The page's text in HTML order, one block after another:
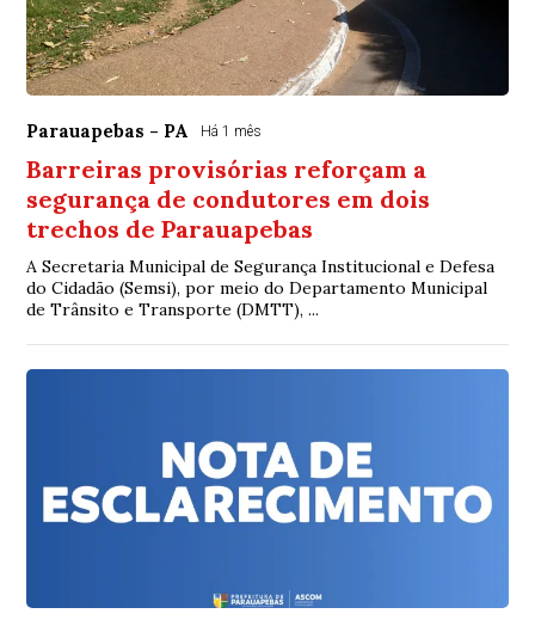
Parauapebas - PA Há 1 mês
Barreiras provisórias reforçam a
segurança de condutores em dois
trechos de Parauapebas
A Secretaria Municipal de Segurança Institucional e Defesa
do Cidadão (Semsi), por meio do Departamento Municipal
de Trânsito e Transporte (DMTT), ...